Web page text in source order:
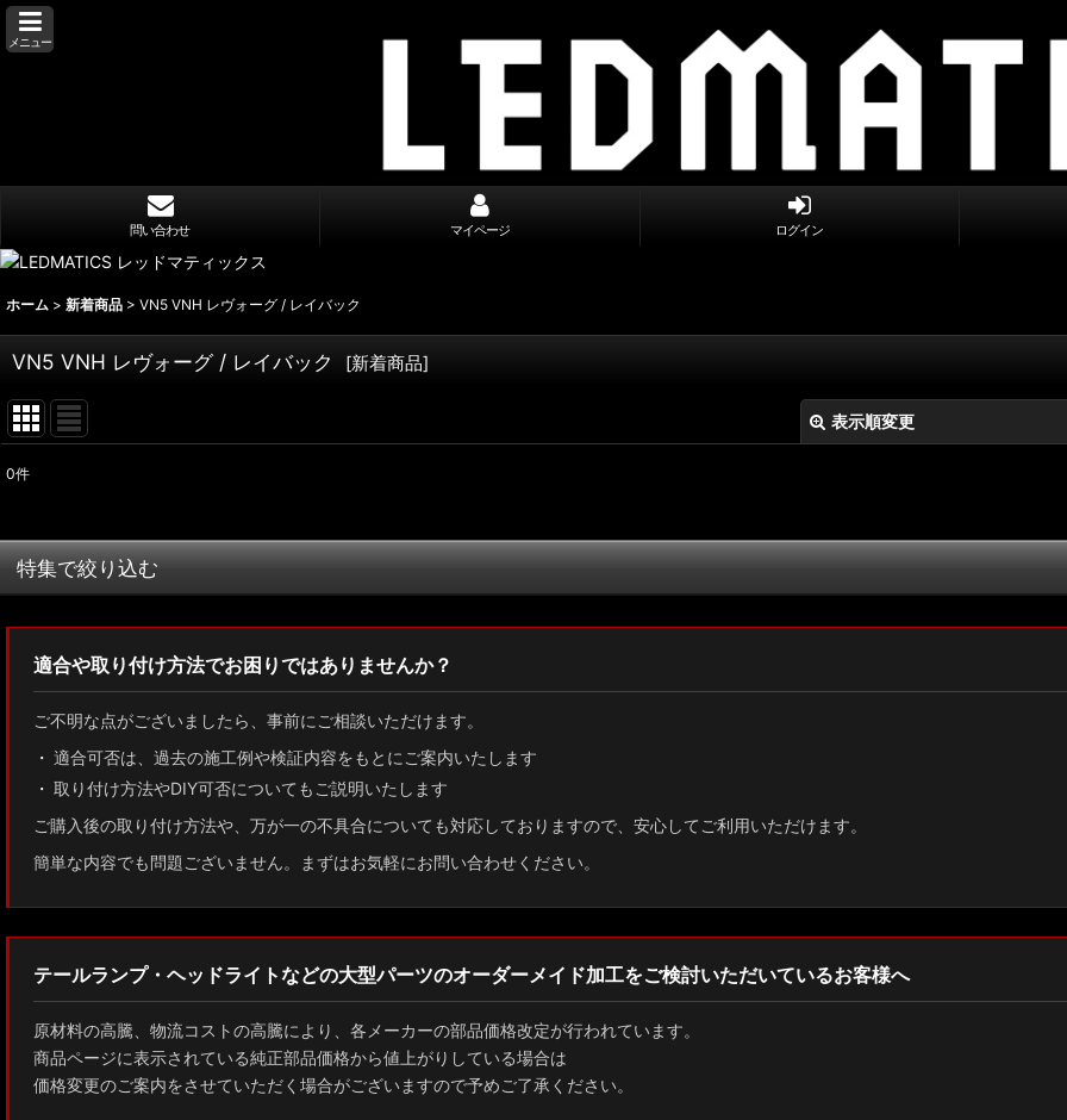
メニュー
問い合わせ マイページ ログイン
ホーム > 新着商品 > VN5 VNH レヴォーグ / レイバック
VN5 VNH レヴォーグ / レイバック [新着商品]
表示順変更
並び順:
0件
特集で絞り込む
ZN8 GR86
GUN125 ハイラックス
AXUH80/85 MXUA80/85 ハリアー
MXAA54 AXAH54/52 RAV4
ZVG11/ZSG10 カローラクロス
ZWE211W/ZWE214W/ZRE212W/NRE210W カローラツーリング
適合や取り付け方法でお困りではありませんか？
ご不明な点がございましたら、事前にご相談いただけます。
適合可否は、過去の施工例や検証内容をもとにご案内いたします
取り付け方法やDIY可否についてもご説明いたします
ご購入後の取り付け方法や、万が一の不具合についても対応しておりますので、安心してご利用いただけます。
簡単な内容でも問題ございません。まずはお気軽にお問い合わせください。
テールランプ・ヘッドライトなどの大型パーツのオーダーメイド加工をご検討いただいているお客様へ
原材料の高騰、物流コストの高騰により、各メーカーの部品価格改定が行われています。
商品ページに表示されている純正部品価格から値上がりしている場合は
価格変更のご案内をさせていただく場合がございますので予めご了承ください。